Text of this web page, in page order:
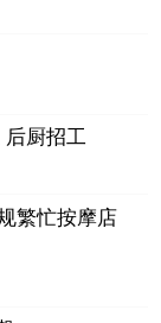
后厨招工
繁忙按摩店